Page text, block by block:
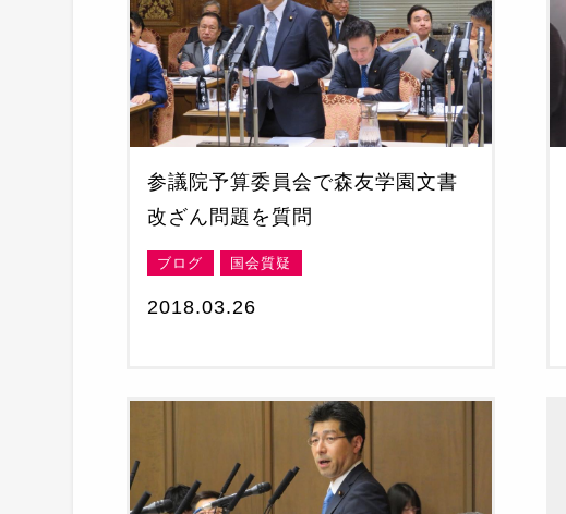
参議院予算委員会で森友学園文書
改ざん問題を質問
ブログ 国会質疑
2018.03.26